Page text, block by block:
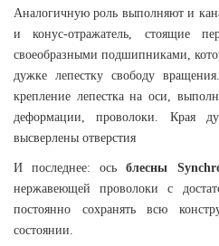
Аналогичную роль выполняют и
и конус-отражатель, стоящие
своеобразными подшипниками,
дужке лепестку свободу
крепление лепестка на оси,
деформации, проволоки.
высверлены отверстия
И последнее: ось блесны
нержавеющей проволоки с
постоянно сохранять всю
состоянии.